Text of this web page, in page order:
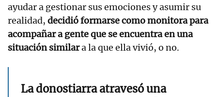
ayudar a gestionar sus emociones y asumir su
realidad, decidió formarse como monitora para
acompañar a gente que se encuentra en una
situación similara la que ella vivió, o no.
La donostiarra atravesó una